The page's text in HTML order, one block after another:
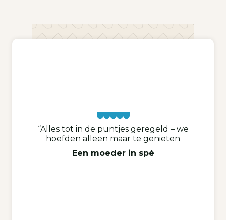
“Alles tot in de puntjes geregeld – we
hoefden alleen maar te genieten
Een moeder in spé